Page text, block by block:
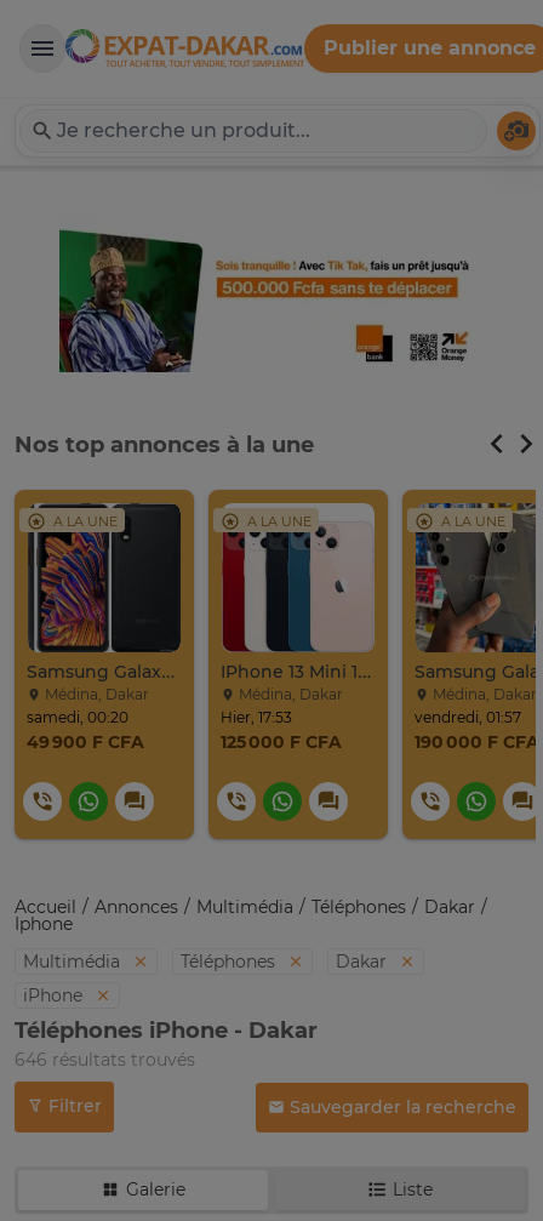
Expat-Dakar
Publier une annonce
Nos top annonces à la une
A LA UNE
Samsung Galaxy Xcover Pro Venant 64go Ram 4go 4
Médina, Dakar
samedi, 00:20
49 900 F CFA
A LA UNE
IPhone 13 Mini 128Go
Médina, Dakar
Hier, 17:53
125 000 F CFA
A LA UNE
Médina, Dakar
vendredi, 01:57
190 000 F CFA
Accueil Annonces Multimédia Téléphones Dakar
Iphone
Multimédia
Téléphones
Dakar
iPhone
Téléphones iPhone - Dakar
646 résultats trouvés
Filtrer Sauvegarder la recherche
Galerie Liste